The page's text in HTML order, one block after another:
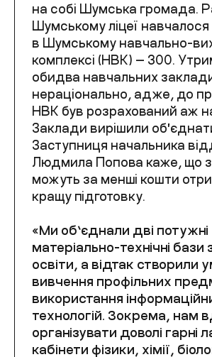
на собі Шумська громада.
Шумському ліцеї навчалося
в Шумському навчально-
комплексі (НВК) — 300.
обидва навчальних
нераціонально, адже, до
НВК був розрахований аж
Заклади вирішили
Заступниця начальника
Людмила Попова каже, що
можуть за менші кошти
кращу підготовку.
«Ми об’єднали дві потужні
матеріально-технічні бази
освіти, а відтак створили
вивчення профільних
використання
технологій. Зокрема, нам
організувати доволі гарні
кабінети фізики, хімії,